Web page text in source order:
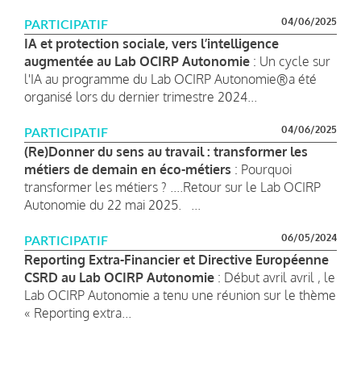
PARTICIPATIF 04/06/2025
IA et protection sociale, vers l’intelligence
augmentée au Lab OCIRP Autonomie : Un cycle sur
l'IA au programme du Lab OCIRP Autonomie®a été
organisé lors du dernier trimestre 2024...
PARTICIPATIF 04/06/2025
(Re)Donner du sens au travail : transformer les
métiers de demain en éco-métiers : Pourquoi
transformer les métiers ? ....Retour sur le Lab OCIRP
Autonomie du 22 mai 2025. ...
PARTICIPATIF 06/05/2024
Reporting Extra-Financier et Directive Européenne
CSRD au Lab OCIRP Autonomie : Début avril avril , le
Lab OCIRP Autonomie a tenu une réunion sur le thème
« Reporting extra...